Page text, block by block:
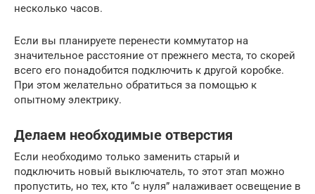
несколько часов.
Если вы планируете перенести коммутатор на
значительное расстояние от прежнего места, то скорей
всего его понадобится подключить к другой коробке.
При этом желательно обратиться за помощью к
опытному электрику.
Делаем необходимые отверстия
Если необходимо только заменить старый и
подключить новый выключатель, то этот этап можно
пропустить, но тех, кто “с нуля” налаживает освещение в